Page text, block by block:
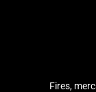
Fires,